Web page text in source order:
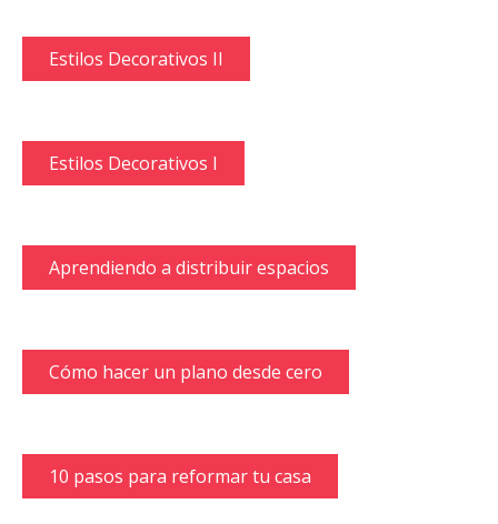
Estilos Decorativos II
Estilos Decorativos I
Aprendiendo a distribuir espacios
Cómo hacer un plano desde cero
10 pasos para reformar tu casa